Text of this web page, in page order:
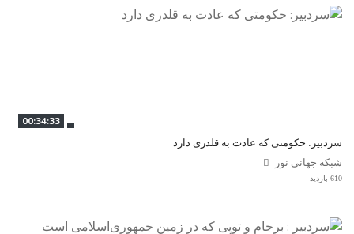
00:34:33
سردبیر: حکومتی که عادت به قلدری دارد
شبکه جهانی نور
610 بازدید